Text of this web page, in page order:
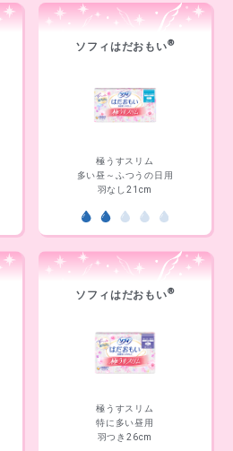
ソフィはだおもい®
極うすスリム
多い昼～ふつうの日用
羽なし21cm
ソフィはだおもい®
極うすスリム
特に多い昼用
羽つき26cm